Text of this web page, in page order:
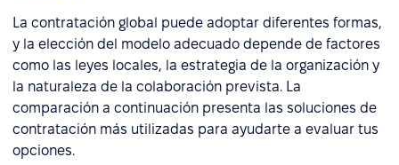
La contratación global puede adoptar diferentes formas,
y la elección del modelo adecuado depende de factores
como las leyes locales, la estrategia de la organización y
la naturaleza de la colaboración prevista. La
comparación a continuación presenta las soluciones de
contratación más utilizadas para ayudarte a evaluar tus
opciones.